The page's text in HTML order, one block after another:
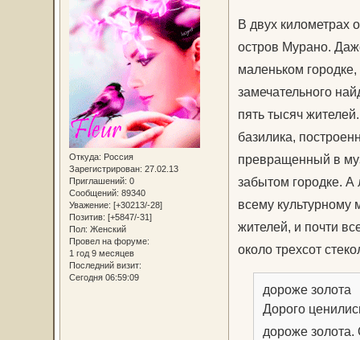
Откуда: Россия
Зарегистрирован: 27.02.13
Приглашений: 0
Сообщений: 89340
Уважение: [+30213/-28]
Позитив: [+5847/-31]
Пол: Женский
Провел на форуме:
1 год 9 месяцев
Последний визит:
Сегодня 06:59:09
В двух километрах
остров Мурано.
маленьком
замечательного
пять тысяч
базилика,
превращенный в
забытом городке. А
всему культурному
жителей, и почти
около трехсот
дороже золота
Дорого
дороже